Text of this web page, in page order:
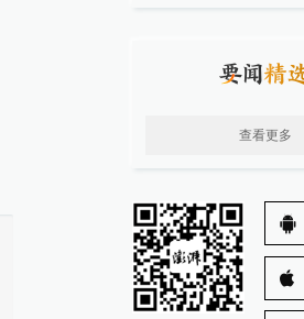
查看更多